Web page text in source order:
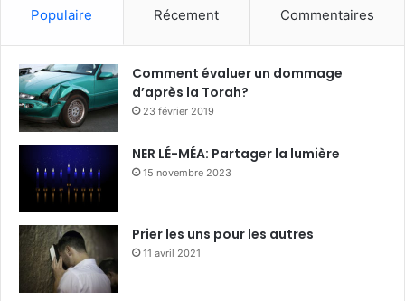
Populaire Récement Commentaires
Comment évaluer un dommage
d’après la Torah?
23 février 2019
NER LÉ-MÉA: Partager la lumière
15 novembre 2023
Prier les uns pour les autres
11 avril 2021